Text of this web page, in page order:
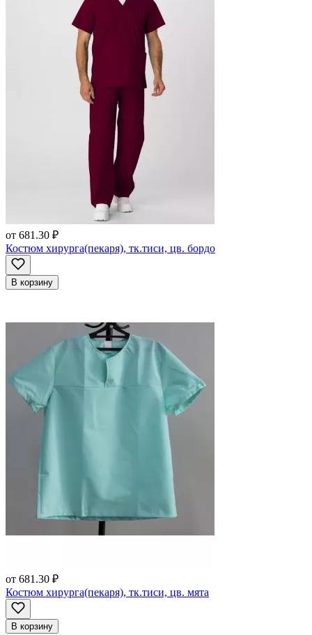
от 681.30 ₽
Костюм хирурга(пекаря), тк.тиси, цв. бордо
В корзину
от 681.30 ₽
Костюм хирурга(пекаря), тк.тиси, цв. мята
В корзину